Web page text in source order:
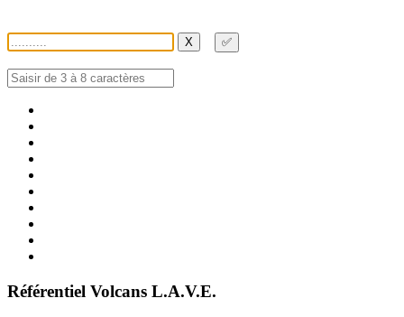
X ✅
Référentiel Volcans L.A.V.E.